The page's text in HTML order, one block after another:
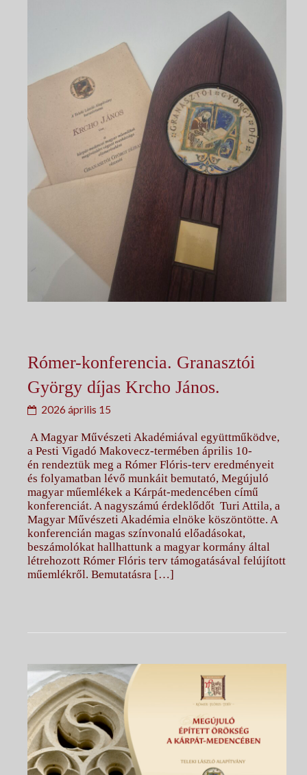
Rómer-konferencia. Granasztói
György díjas Krcho János.
2026 április 15
A Magyar Művészeti Akadémiával együttműködve,
a Pesti Vigadó Makovecz-termében április 10-
én rendeztük meg a Rómer Flóris-terv eredményeit
és folyamatban lévő munkáit bemutató, Megújuló
magyar műemlékek a Kárpát-medencében című
konferenciát. A nagyszámú érdeklődőt Turi Attila, a
Magyar Művészeti Akadémia elnöke köszöntötte. A
konferencián magas színvonalú előadásokat,
beszámolókat hallhattunk a magyar kormány által
létrehozott Rómer Flóris terv támogatásával felújított
műemlékről. Bemutatásra […]